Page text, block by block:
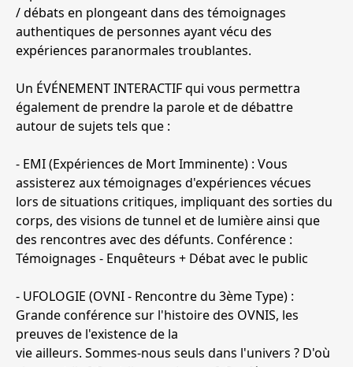
/ débats en plongeant dans des témoignages
authentiques de personnes ayant vécu des
expériences paranormales troublantes.
Un ÉVÉNEMENT INTERACTIF qui vous permettra
également de prendre la parole et de débattre
autour de sujets tels que :
- EMI (Expériences de Mort Imminente) : Vous
assisterez aux témoignages d'expériences vécues
lors de situations critiques, impliquant des sorties du
corps, des visions de tunnel et de lumière ainsi que
des rencontres avec des défunts. Conférence :
Témoignages - Enquêteurs + Débat avec le public
- UFOLOGIE (OVNI - Rencontre du 3ème Type) :
Grande conférence sur l'histoire des OVNIS, les
preuves de l'existence de la
vie ailleurs. Sommes-nous seuls dans l'univers ? D'où